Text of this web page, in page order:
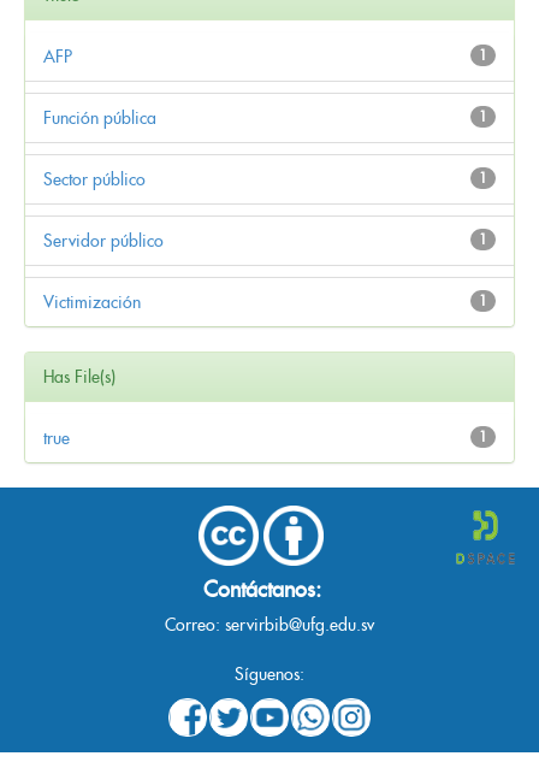
1
AFP
1
Función pública
1
Sector público
1
Servidor público
1
Victimización
Has File(s)
1
true
Contáctanos:
Correo: servirbib@ufg.edu.sv
Síguenos: